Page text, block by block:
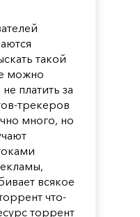
такой
можно
платить за
трекеров
много, но
всякое
что-
торрент